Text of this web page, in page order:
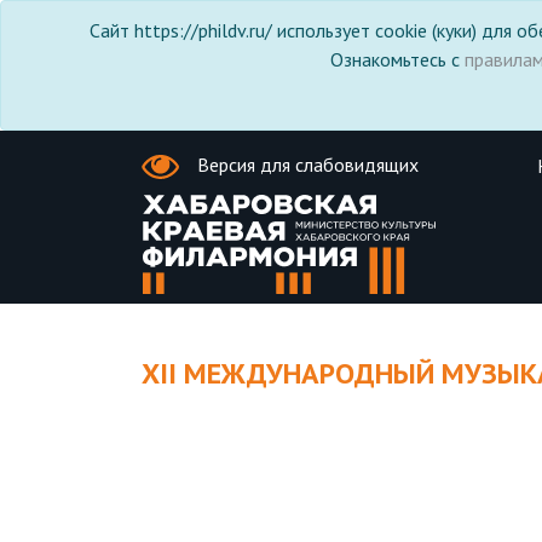
Сайт https://phildv.ru/ использует cookie (куки) для
Ознакомьтесь с
Версия для слабовидящих
XII МЕЖДУНАРОДНЫЙ